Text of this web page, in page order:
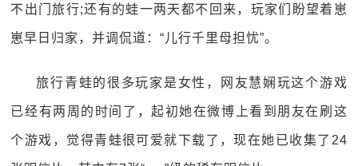
不出门旅行;还有的蛙一两天都不回来，玩家们盼望着崽
崽早日归家，并调侃道：“儿行千里母担忧”。
旅行青蛙的很多玩家是女性，网友慧娴玩这个游戏
已经有两周的时间了，起初她在微博上看到朋友在刷这
个游戏，觉得青蛙很可爱就下载了，现在她已收集了24